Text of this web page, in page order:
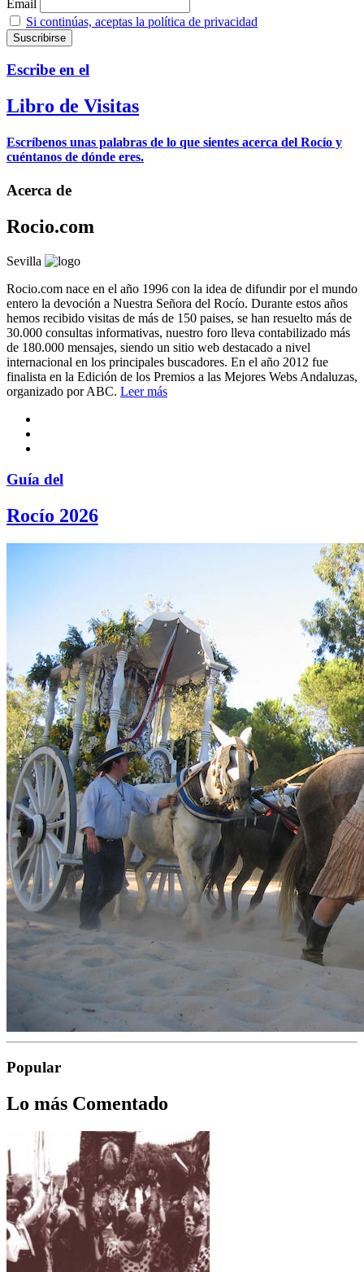
Email
Si continúas, aceptas la política de privacidad
Escribe en el
Libro de Visitas
Escríbenos unas palabras de lo que sientes acerca del Rocío y
cuéntanos de dónde eres.
Acerca de
Rocio.com
Sevilla
Rocio.com nace en el año 1996 con la idea de difundir por el mundo
entero la devoción a Nuestra Señora del Rocío. Durante estos años
hemos recibido visitas de más de 150 paises, se han resuelto más de
30.000 consultas informativas, nuestro foro lleva contabilizado más
de 180.000 mensajes, siendo un sitio web destacado a nivel
internacional en los principales buscadores. En el año 2012 fue
finalista en la Edición de los Premios a las Mejores Webs Andaluzas,
organizado por ABC. Leer más
Guía del
Rocío 2026
Popular
Lo más Comentado